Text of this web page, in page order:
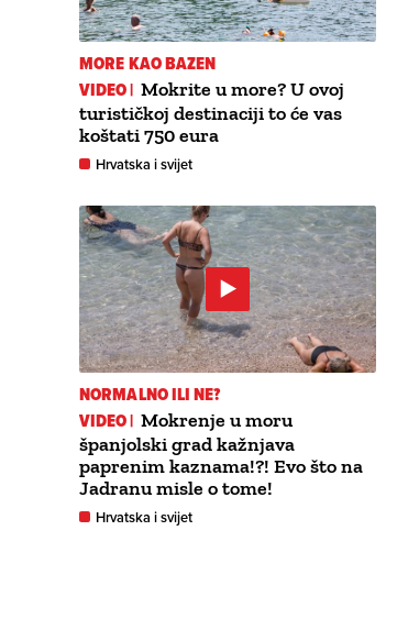
MORE KAO BAZEN
VIDEO | Mokrite u more? U ovoj
turističkoj destinaciji to će vas
koštati 750 eura
Hrvatska i svijet
NORMALNO ILI NE?
VIDEO | Mokrenje u moru
španjolski grad kažnjava
paprenim kaznama!?! Evo što na
Jadranu misle o tome!
Hrvatska i svijet